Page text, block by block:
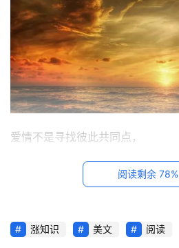
首
爱情不是寻找彼此共同点，
而是学会尊重彼此不同点。阅读剩余 78%
涨知识 美文 阅读